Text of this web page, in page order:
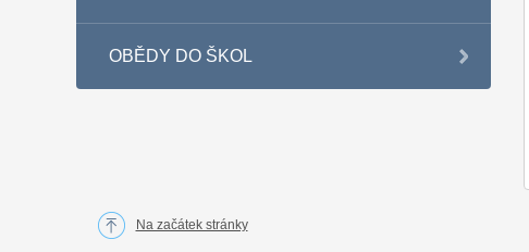
OBĚDY DO ŠKOL
Na začátek stránky